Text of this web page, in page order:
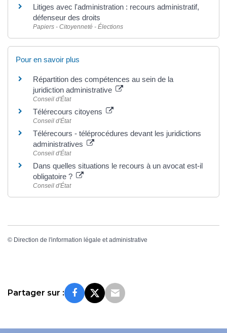
Litiges avec l'administration : recours administratif,
défenseur des droits
Papiers - Citoyenneté - Élections
Pour en savoir plus
Répartition des compétences au sein de la
juridiction administrative
Conseil d'État
Télérecours citoyens
Conseil d'État
Télérecours - téléprocédures devant les juridictions
administratives
Conseil d'État
Dans quelles situations le recours à un avocat est-il
obligatoire ?
Conseil d'État
© Direction de l'information légale et administrative
Partager sur :